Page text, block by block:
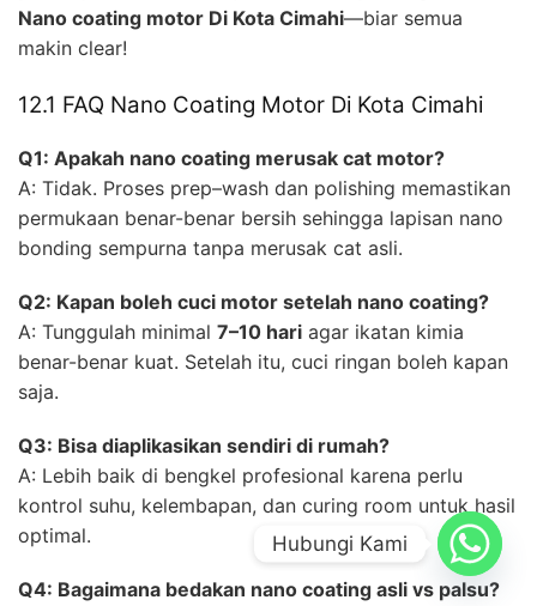
Nano coating motor Di Kota Cimahi—biar semua
makin clear!
12.1 FAQ Nano Coating Motor Di Kota Cimahi
Q1: Apakah nano coating merusak cat motor?
A: Tidak. Proses prep–wash dan polishing memastikan
permukaan benar-benar bersih sehingga lapisan nano
bonding sempurna tanpa merusak cat asli.
Q2: Kapan boleh cuci motor setelah nano coating?
A: Tunggulah minimal 7–10 hari agar ikatan kimia
benar-benar kuat. Setelah itu, cuci ringan boleh kapan
saja.
Q3: Bisa diaplikasikan sendiri di rumah?
A: Lebih baik di bengkel profesional karena perlu
kontrol suhu, kelembapan, dan curing room untuk hasil
optimal.
Q4: Bagaimana bedakan nano coating asli vs palsu?
Hubungi Kami